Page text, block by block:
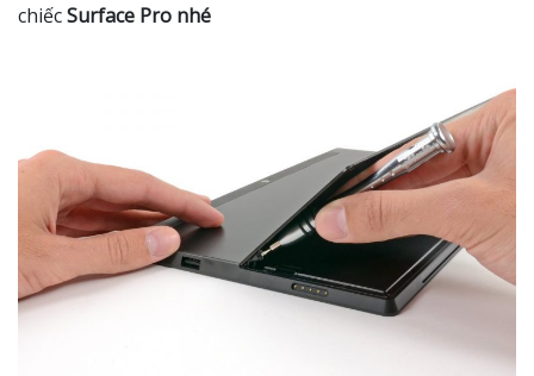
chiếcSurface Pro nhé